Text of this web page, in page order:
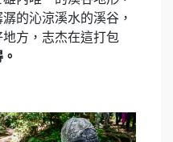
的沁涼溪水的溪谷，
方，志杰在這打包